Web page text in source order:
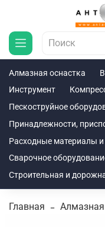
Алмазная оснастка
Инструмент
Пескоструйное
Принадлежности,
Расходные материалы и
Сварочное
Строительная и
Главная Алмазная